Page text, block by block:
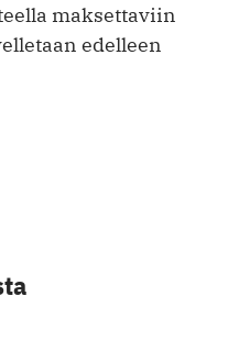
maksettaviin
edelleen